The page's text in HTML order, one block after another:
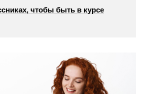
чтобы быть в курсе